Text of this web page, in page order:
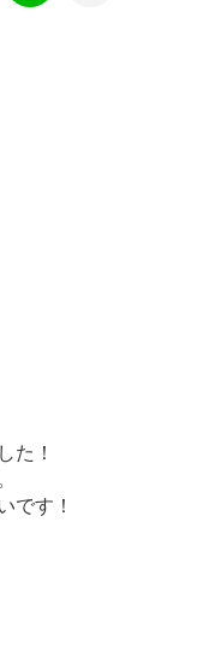
た！
です！